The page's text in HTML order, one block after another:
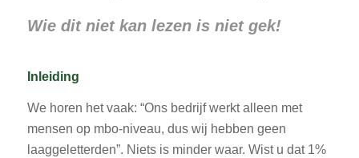
Wie dit niet kan lezen is niet gek!
Inleiding
We horen het vaak: “Ons bedrijf werkt alleen met
mensen op mbo-niveau, dus wij hebben geen
laaggeletterden”. Niets is minder waar. Wist u dat 1%